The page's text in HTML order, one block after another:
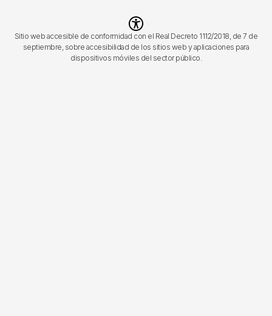
Imagen
Sitio web accesible de conformidad con el Real Decreto 1112/2018, de 7 de
septiembre, sobre accesibilidad de los sitios web y aplicaciones para
dispositivos móviles del sector público.